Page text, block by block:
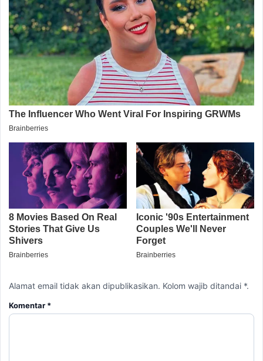
Alamat email tidak akan dipublikasikan. Kolom wajib ditandai *.
Komentar *